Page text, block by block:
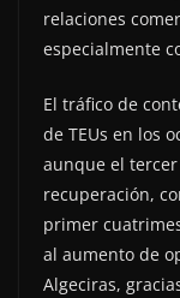
relaciones
especialmente
El tráfico de
de TEUs en los
aunque el
recuperación,
primer
al aumento de
Algeciras,